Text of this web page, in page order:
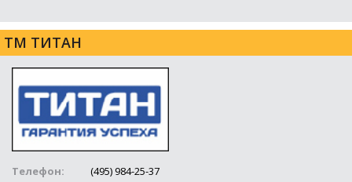
ТМ ТИТАН
Телефон:
(495) 984-25-37